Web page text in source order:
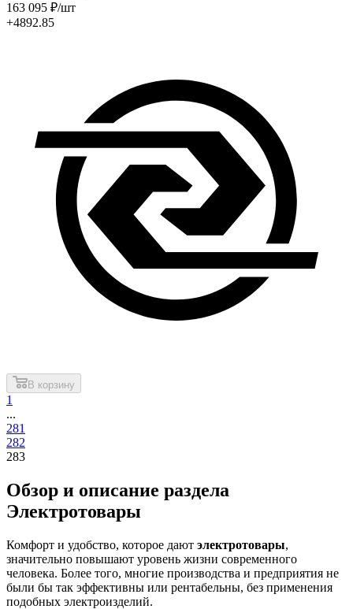
163 095 ₽/шт
+4892.85
В корзину
1
...
281
282
283
Обзор и описание раздела
Электротовары
Комфорт и удобство, которое дают электротовары,
значительно повышают уровень жизни современного
человека. Более того, многие производства и предприятия не
были бы так эффективны или рентабельны, без применения
подобных электроизделий.